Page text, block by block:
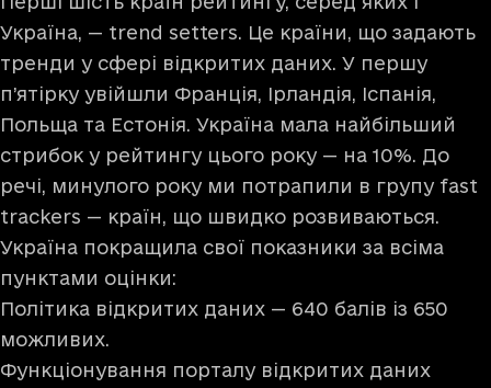
Україна, — trend setters. Це країни, що задають
тренди у сфері відкритих даних. У першу
п’ятірку увійшли Франція, Ірландія, Іспанія,
Польща та Естонія. Україна мала найбільший
стрибок у рейтингу цього року — на 10%. До
речі, минулого року ми потрапили в групу fast
trackers — країн, що швидко розвиваються.
Україна покращила свої показники за всіма
пунктами оцінки:
Політика відкритих даних — 640 балів із 650
можливих.
Функціонування порталу відкритих даних